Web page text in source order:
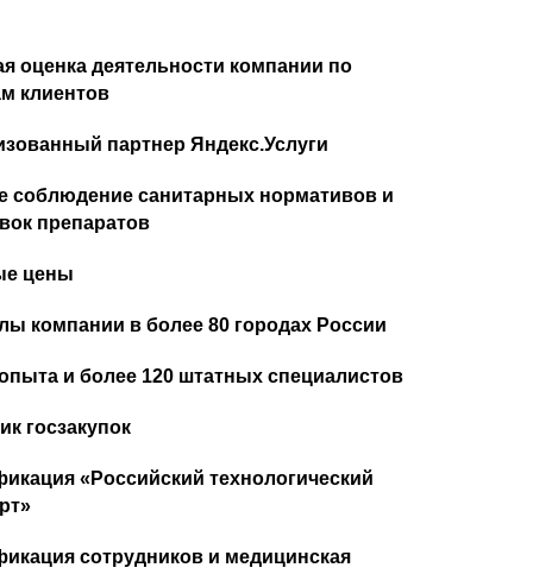
оценка деятельности компании по
клиентов
партнер Яндекс.Услуги
соблюдение санитарных нормативов и
препаратов
цены
компании в более 80 городах России
и более 120 штатных специалистов
госзакупок
«Российский технологический
сотрудников и медицинская